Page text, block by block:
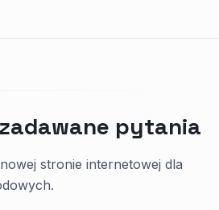
pytania
stronie internetowej dla